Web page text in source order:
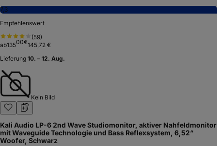
7,3
Empfehlenswert
(59)
ab13500€145,72 €
Lieferung 10. – 12. Aug.
Kein Bild
Kali Audio LP-6 2nd Wave Studiomonitor, aktiver Nahfeldmonitor
mit Waveguide Technologie und Bass Reflexsystem, 6,52“
Woofer, Schwarz